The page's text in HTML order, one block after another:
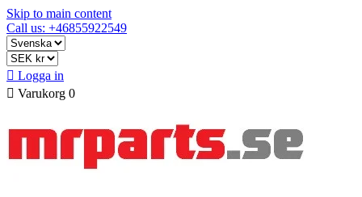
Skip to main content
Call us: +46855922549
 Logga in
 Varukorg 0